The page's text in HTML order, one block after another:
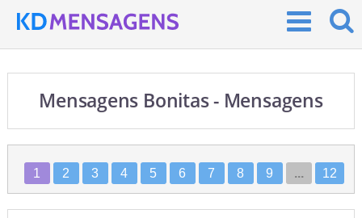
Mensagens Bonitas - Mensagens
1 2 3 4 5 6 7 8 9 ... 12